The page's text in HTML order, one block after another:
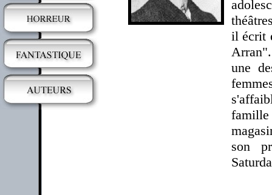
il écrit
une
son